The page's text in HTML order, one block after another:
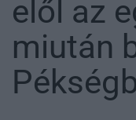
elől az
miután